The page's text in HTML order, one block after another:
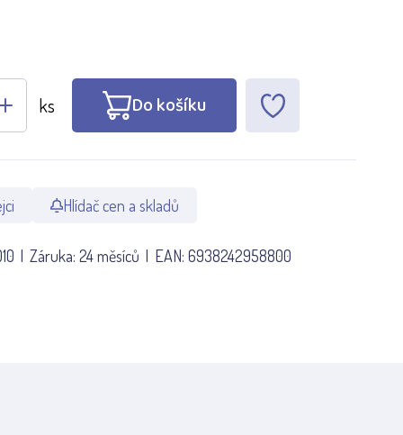
ks Do košíku
Hlídač cen a skladů
Záruka: 24 měsíců EAN: 6938242958800